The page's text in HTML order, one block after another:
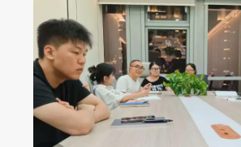
المصنعة الأصلية لمركبة
الطوارئ المجهزة بالرافعة؟ يتم
في حالات الطوارئ ذات
الرافعة المثبتة على مركبة Isuzu مباشرة في